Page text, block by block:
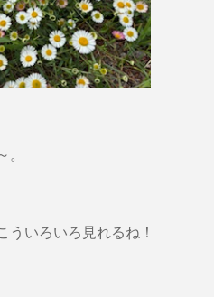
いろいろ見れるね！